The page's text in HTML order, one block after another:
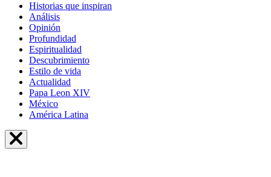
Historias que inspiran
Análisis
Opinión
Profundidad
Espiritualidad
Descubrimiento
Estilo de vida
Actualidad
Papa Leon XIV
México
América Latina